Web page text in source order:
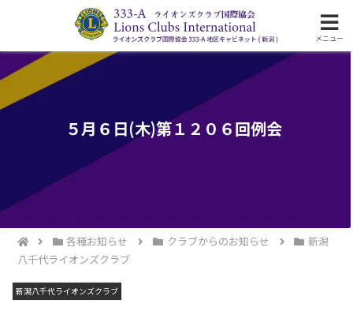
ライオンズクラブ国際協会333-A地区の活動
５月６日(木)第１２０６回例会
各種お知らせ クラブからのお知らせ
新潟
八千代ライオンズクラブ
新潟八千代ライオンズクラブ
メニュー